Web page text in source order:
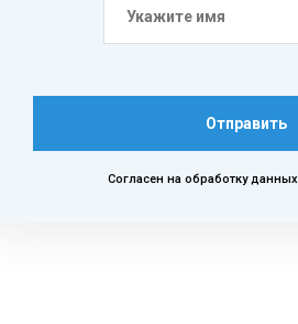
Отправить
Согласен на обработку данных.